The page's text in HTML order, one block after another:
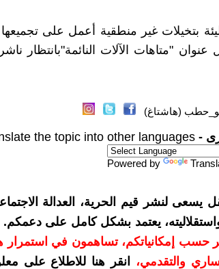
بتخيلات غير منطقية أعمل على تجميعها
"متاهات الآلات النائمة"بانتظار
(هاشتاغ)
-
the topic into other languages
Powered by
لنشر قيم الحرية، العدالة
يعتمد بشكل كامل على دعمكم.
أو أكثر حسب إمكانياتكم، تساهمون في
والتقدمي،
انقر هنا للاطلاع على